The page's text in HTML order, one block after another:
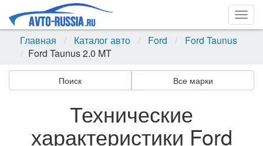
Главная
Каталог авто Ford
Ford Taunus
Ford Taunus 2.0 MT
Поиск Все марки
Технические
характеристики Ford